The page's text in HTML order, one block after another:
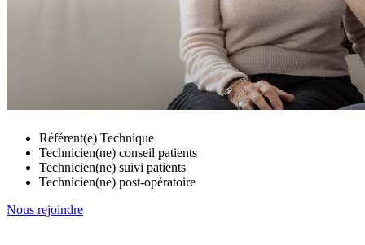
Référent(e) Technique
Technicien(ne) conseil patients
Technicien(ne) suivi patients
Technicien(ne) post-opératoire
Nous rejoindre